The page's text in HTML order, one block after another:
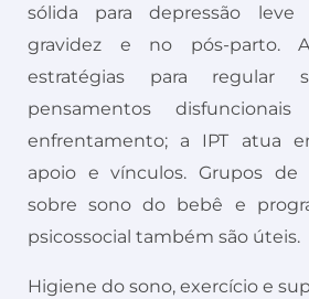
sólida para depressão
gravidez e no pós-parto.
estratégias para regular
pensamentos
enfrentamento; a IPT atua
apoio e vínculos. Grupos de
sobre sono do bebê e
psicossocial também são úteis.
Higiene do sono, exercício e